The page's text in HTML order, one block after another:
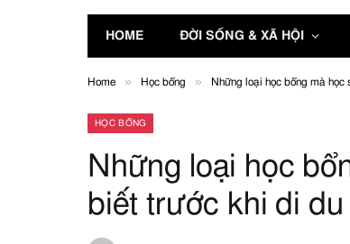
HOME ĐỜI SỐNG & XÃ HỘI
Home » Học bổng » Những loại học bổng mà học
HỌC BỔNG
Những loại học
biết trước khi di du